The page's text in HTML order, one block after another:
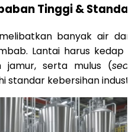
Tinggi &
banyak air
Lantai harus kedap
jamur, serta mulus (
standar kebersihan